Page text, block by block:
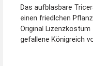
Das aufblasbare
einen friedlchen
Original
gefallene Königreich